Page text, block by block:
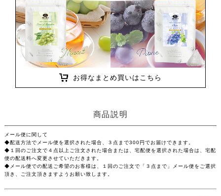
お得なまとめ買いはこちら
商品説明
メール便に関して
◆配送方法でメール便を選択された場合、３点まで300円でお届けできます。
◆１回のご注文で４点以上ご注文された場合または、宅配便を選択された場合は、宅配
便の配送料へ変更させていただきます。
◆メール便での配送ご希望のお客様は、１回のご注文で「３点まで」メール便をご選択
頂き、ご注文頂きますようお願い致します。